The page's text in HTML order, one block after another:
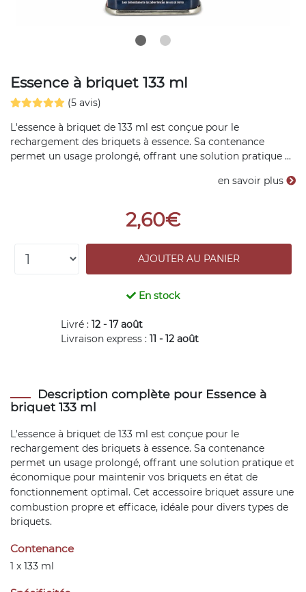
Essence à briquet 133 ml
(5 avis)
L'essence à briquet de 133 ml est conçue pour le
rechargement des briquets à essence. Sa contenance
permet un usage prolongé, offrant une solution pratique ...
en savoir plus
2,60€
En stock
Livré : 12 - 17 août
Livraison express : 11 - 12 août
Description complète pour Essence à
briquet 133 ml
L'essence à briquet de 133 ml est conçue pour le
rechargement des briquets à essence. Sa contenance
permet un usage prolongé, offrant une solution pratique et
économique pour maintenir vos briquets en état de
fonctionnement optimal. Cet accessoire briquet assure une
combustion propre et efficace, idéale pour divers types de
briquets.
Contenance
1 x 133 ml